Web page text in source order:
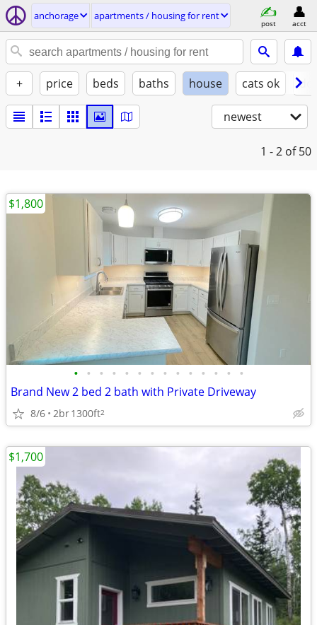
anchorage apartments / housing for rent
post acct
+ price beds baths house cats ok
newest
1 - 2 of 50
• • • • • • • • • • • • • •
Brand New 2 bed 2 bath with Private Driveway
8/6 2br1300ft2
$1,800
$1,700